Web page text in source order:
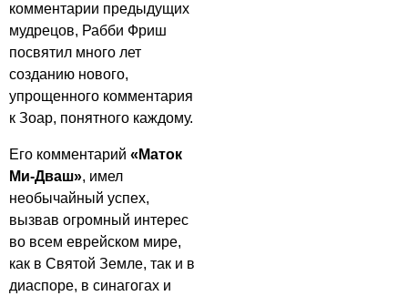
комментарии предыдущих
мудрецов, Рабби Фриш
посвятил много лет
созданию нового,
упрощенного комментария
к Зоар, понятного каждому.
Его комментарий «Маток
Ми-Дваш», имел
необычайный успех,
вызвав огромный интерес
во всем еврейском мире,
как в Святой Земле, так и в
диаспоре, в синагогах и